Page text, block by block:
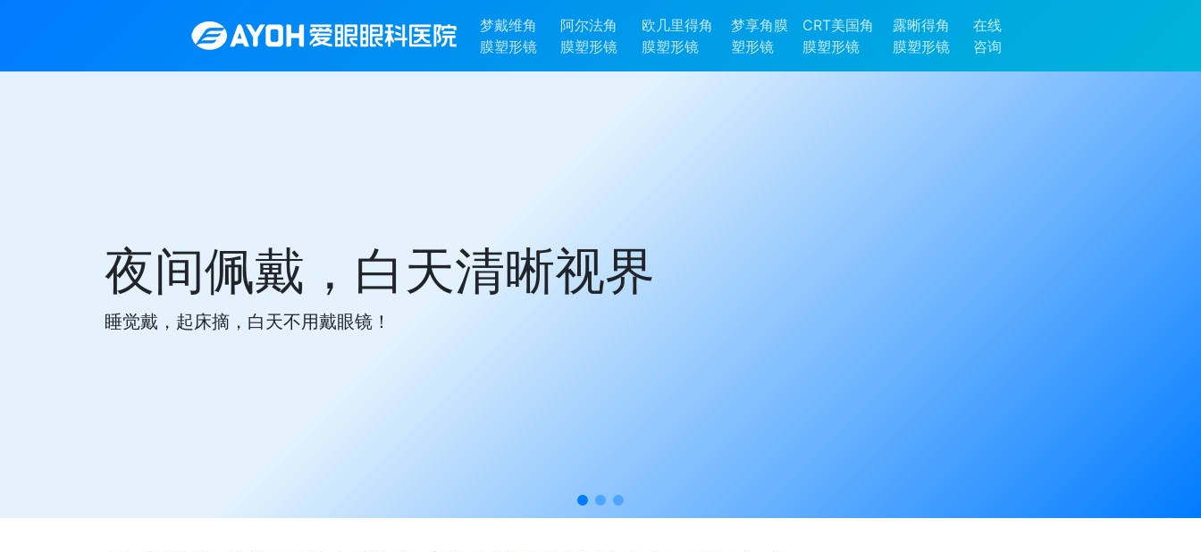
梦戴维角
膜塑形镜
阿尔法角
膜塑形镜
欧几里得角
膜塑形镜
梦享角膜
塑形镜
CRT美国角
膜塑形镜
露晰得角
膜塑形镜
在线
咨询
夜间佩戴，白天清晰视界
睡觉戴，起床摘，白天不用戴眼镜！